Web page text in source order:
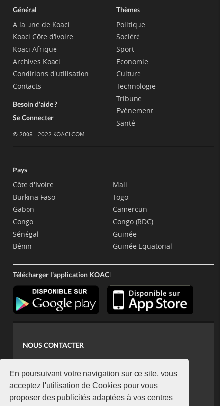
En poursuivant votre navigation sur ce site, vous
acceptez l'utilisation de Cookies pour vous
proposer des publicités adaptées à vos centres
Général
A la une de Koaci
Koaci Côte d'Ivoire
Koaci Afrique
Archives Koaci
Conditions d'utilisation
Contacts
Besoin d'aide ?
Se Connecter
© 2008 - 2022 KOACI.COM
Thèmes
Politique
Société
Sport
Economie
Culture
Technologie
Tribune
Evènement
Santé
Pays
Côte d'Ivoire
Burkina Faso
Gabon
Congo
Sénégal
Bénin
Mali
Togo
Cameroun
Congo (RDC)
Guinée
Guinée Equatorial
Télécharger l'application KOACI
NOUS CONTACTER
koaci@yahoo.fr
+225 07 08 85 52 93